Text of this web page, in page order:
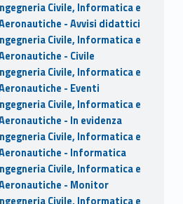
Civile, Informatica e
- Avvisi didattici
Civile, Informatica e
- Civile
Civile, Informatica e
- Eventi
Civile, Informatica e
- In evidenza
Civile, Informatica e
- Informatica
Civile, Informatica e
- Monitor